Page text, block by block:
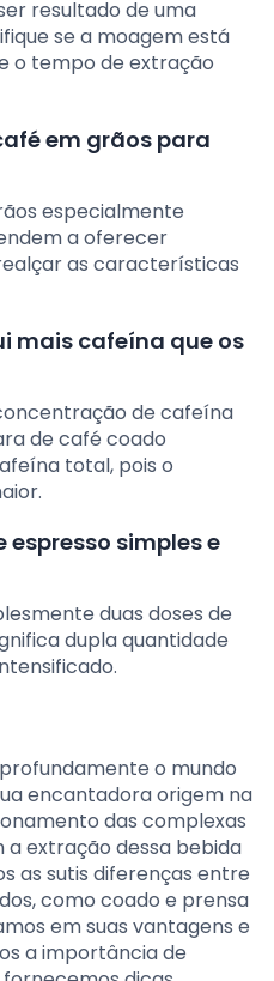
resultado de uma
se a moagem está
o tempo de extração
em grãos para
especialmente
a oferecer
as características
mais cafeína que os
de cafeína
de café coado
total, pois o
simples e
duas doses de
dupla quantidade
o mundo
encantadora origem na
das complexas
a extração dessa bebida
as sutis diferenças entre
como coado e prensa
em suas vantagens e
a importância de